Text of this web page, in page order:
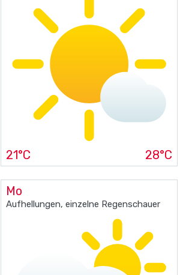
21°C 28°C
Mo
Aufhellungen, einzelne Regenschauer